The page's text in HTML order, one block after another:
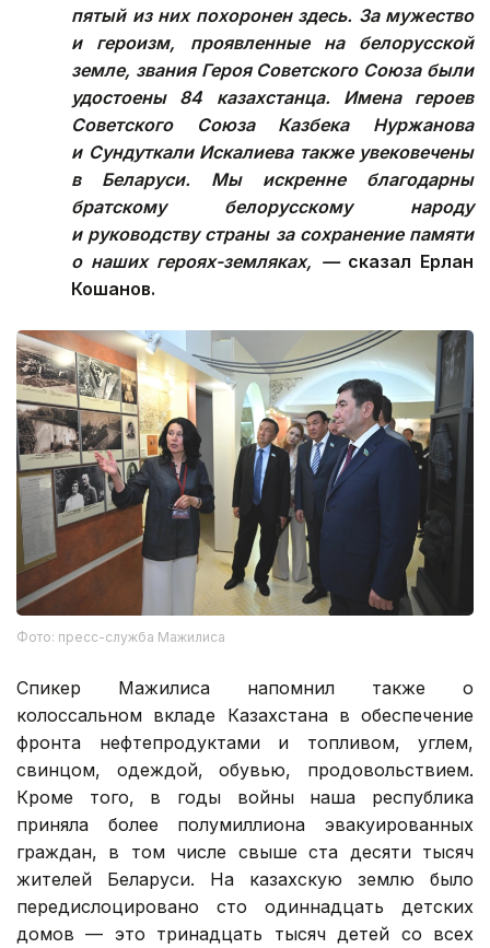
пятый из них похоронен здесь. За мужество
и героизм, проявленные на белорусской
земле, звания Героя Советского Союза были
удостоены 84 казахстанца. Имена героев
Советского Союза Казбека Нуржанова
и Сундуткали Искалиева также увековечены
в Беларуси. Мы искренне благодарны
братскому белорусскому народу
и руководству страны за сохранение памяти
о наших героях-земляках, — сказал Ерлан
Кошанов.
Фото: пресс-служба Мажилиса
Спикер Мажилиса напомнил также о
колоссальном вкладе Казахстана в обеспечение
фронта нефтепродуктами и топливом, углем,
свинцом, одеждой, обувью, продовольствием.
Кроме того, в годы войны наша республика
приняла более полумиллиона эвакуированных
граждан, в том числе свыше ста десяти тысяч
жителей Беларуси. На казахскую землю было
передислоцировано сто одиннадцать детских
домов — это тринадцать тысяч детей со всех